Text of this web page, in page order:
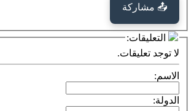
📤 مشاركة
التعليقات:
لا توجد تعليقات.
الاسم:
الدولة: